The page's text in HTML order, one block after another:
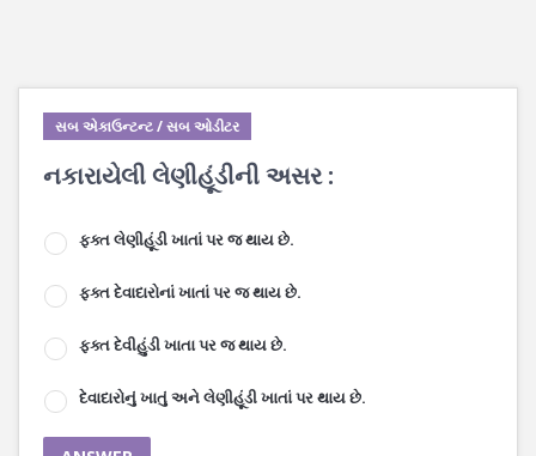
સબ એકાઉન્ટન્ટ / સબ ઓડીટર
નકારાયેલી લેણીહૂંડીની અસર :
ફક્ત લેણીહૂંડી ખાતાં પર જ થાય છે.
ફક્ત દેવાદારોનાં ખાતાં પર જ થાય છે.
ફક્ત દેવીહુંડી ખાતા પર જ થાય છે.
દેવાદારોનું ખાતું અને લેણીહૂંડી ખાતાં પર થાય છે.